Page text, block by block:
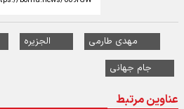
مهدی طارمی الجزیره
جام جهانی
عناوین مرتبط